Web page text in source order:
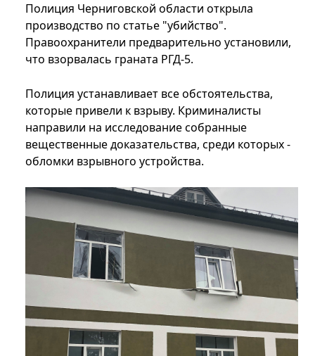
Полиция Черниговской области открыла
производство по статье "убийство".
Правоохранители предварительно установили,
что взорвалась граната РГД-5.
Полиция устанавливает все обстоятельства,
которые привели к взрыву. Криминалисты
направили на исследование собранные
вещественные доказательства, среди которых -
обломки взрывного устройства.